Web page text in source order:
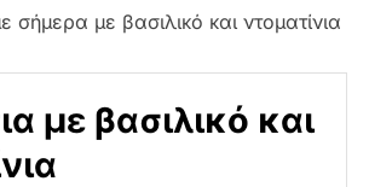
σήμερα με βασιλικό και ντοματίνια
με βασιλικό και